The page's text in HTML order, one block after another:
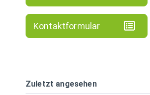
Kontaktformular
Zuletzt angesehen